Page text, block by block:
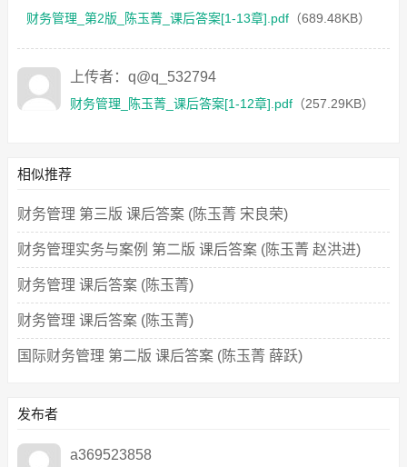
财务管理_第2版_陈玉菁_课后答案[1-13章].pdf （689.48KB）
上传者：q@q_532794
财务管理_陈玉菁_课后答案[1-12章].pdf （257.29KB）
相似推荐
财务管理 第三版 课后答案 (陈玉菁 宋良荣)
财务管理实务与案例 第二版 课后答案 (陈玉菁 赵洪进)
财务管理 课后答案 (陈玉菁)
财务管理 课后答案 (陈玉菁)
国际财务管理 第二版 课后答案 (陈玉菁 薛跃)
发布者
a369523858